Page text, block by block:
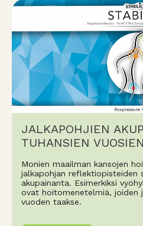
JALKAPOHJIEN
TUHANSIEN
Monien maailman kansojen
jalkapohjan reflektiopisteiden
akupainanta. Esimerkiksi
ovat hoitomenetelmiä, joiden
vuoden taakse.